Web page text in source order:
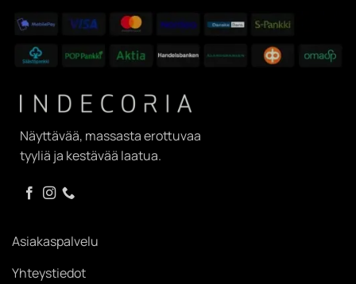
Näyttävää, massasta erottuvaa
tyyliä ja kestävää laatua.
Asiakaspalvelu
Yhteystiedot